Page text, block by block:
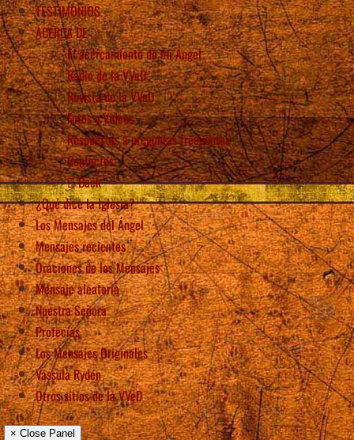
TESTIMONIOS
ACERCA DE
El acercamiento de mi Ángel
Radio de la VVeD
Revista de la VVeD
Fotos y Videos
Respuestas a preguntas frecuentes
Contactos
Back
¿Qué dice la Iglesia?
Los Mensajes del Ángel
Mensajes recientes
Oraciones de los Mensajes
Mensaje aleatorio
Nuestra Señora
Profecías
Los Mensajes Originales
Vassula Rydén
Otros sitios de la VVeD
× Close Panel